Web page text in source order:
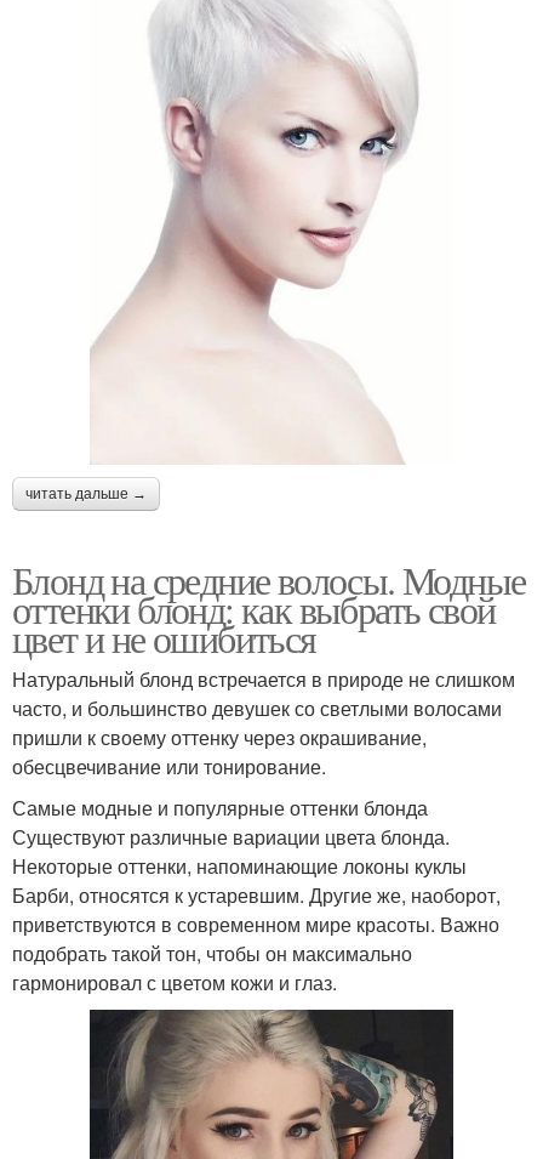
читать дальше →
Блонд на средние волосы. Модные
оттенки блонд: как выбрать свой
цвет и не ошибиться
Натуральный блонд встречается в природе не слишком
часто, и большинство девушек со светлыми волосами
пришли к своему оттенку через окрашивание,
обесцвечивание или тонирование.
Самые модные и популярные оттенки блонда
Существуют различные вариации цвета блонда.
Некоторые оттенки, напоминающие локоны куклы
Барби, относятся к устаревшим. Другие же, наоборот,
приветствуются в современном мире красоты. Важно
подобрать такой тон, чтобы он максимально
гармонировал с цветом кожи и глаз.